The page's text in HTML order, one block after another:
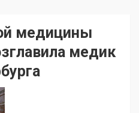
медицины
медик